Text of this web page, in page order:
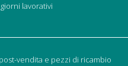
giorni lavorativi
vendita e pezzi di ricambio